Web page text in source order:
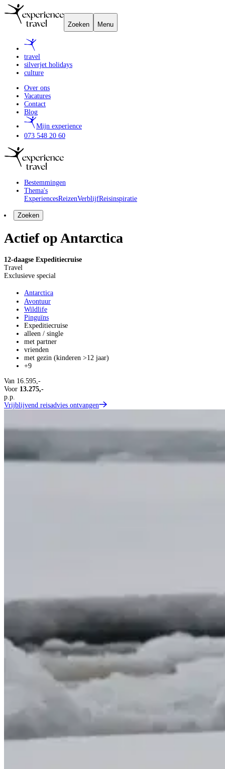
Zoeken Menu
travel
silverjet holidays
culture
Over ons
Vacatures
Contact
Blog
Mijn experience
073 548 20 60
Bestemmingen
Thema's
ExperiencesReizenVerblijfReisinspiratie
Zoeken
Actief op Antarctica
12-daagse Expeditiecruise
Travel
Exclusieve special
Antarctica
Avontuur
Wildlife
Pinguïns
Expeditiecruise
alleen / single
met partner
vrienden
met gezin (kinderen >12 jaar)
+9
Van 16.595,-
Voor 13.275,-
p.p.
Vrijblijvend reisadvies ontvangen